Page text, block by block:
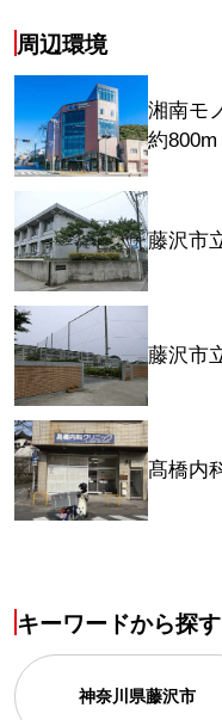
周辺環境
湘南モ
約800m
藤沢市
藤沢市
髙橋内
キーワードから探す
神奈川県藤沢市